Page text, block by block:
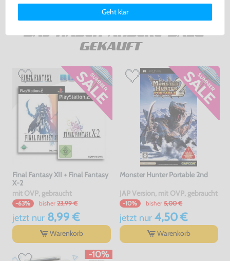
DAS HABEN ANDERE DAZU
GEKAUFT
Final Fantasy XII + Final Fantasy
X-2
mit OVP, gebraucht
-63% bisher 23,99 €
jetzt nur8,99 €
Warenkorb
Monster Hunter Portable 2nd
JAP Version, mit OVP, gebraucht
-10% bisher 5,00 €
jetzt nur4,50 €
Warenkorb
-10%
Deinen Rechten als Nutzer findest Du in unsererDaten­schutz­
Impressum.
Geht klar